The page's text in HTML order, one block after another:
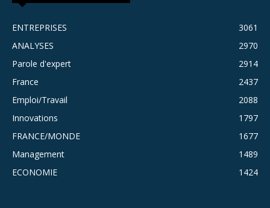
ENTREPRISES
3061
ANALYSES
2970
Parole d'expert
2914
France
2437
Emploi/Travail
2088
Innovations
1797
FRANCE/MONDE
1677
Management
1489
ECONOMIE
1424